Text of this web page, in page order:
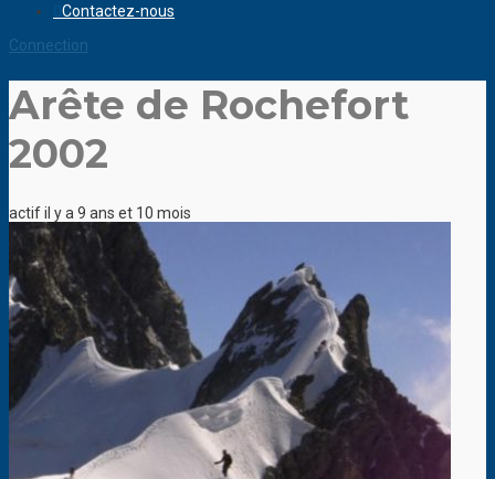
Contactez-nous
Connection
Arête de Rochefort
2002
actif il y a 9 ans et 10 mois